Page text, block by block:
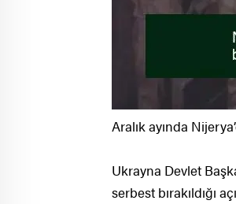
Aralık ayında
Ukrayna Devlet
serbest bırakıldığı